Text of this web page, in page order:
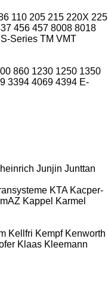
110 205 215 220X 225
456 457 8008 8018
S-Series TM VMT
860 1230 1250 1350
3394 4069 4394 E-
Junjin Junttan
KTA Kacper-
Kappel Karmel
Kellfri Kempf Kenworth
Klaas Kleemann